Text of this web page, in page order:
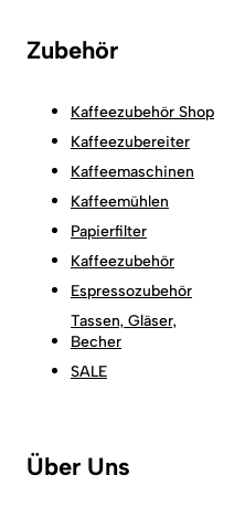
Zubehör
Kaffeezubehör Shop
Kaffeezubereiter
Kaffeemaschinen
Kaffeemühlen
Papierfilter
Kaffeezubehör
Espressozubehör
Tassen, Gläser,
Becher
SALE
Über Uns